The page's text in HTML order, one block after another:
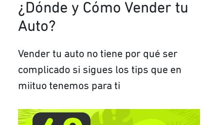
¿Dónde y Cómo Vender tu
Auto?
Vender tu auto no tiene por qué ser
complicado si sigues los tips que en
miituo tenemos para ti